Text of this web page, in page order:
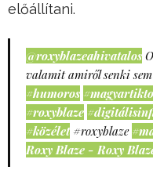
előállítani.
@roxyblazeahivatalos
valamit amiről senki sem
#humoros
#roxyblaze
#közélet #roxyblaze
Roxy Blaze - Roxy